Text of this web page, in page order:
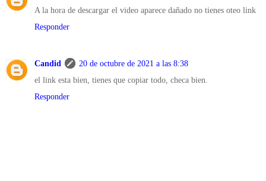
A la hora de descargar el video aparece dañado no tienes oteo link
Responder
Candid
20 de octubre de 2021 a las 8:38
el link esta bien, tienes que copiar todo, checa bien.
Responder